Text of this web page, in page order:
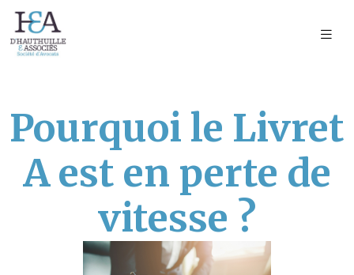
Pourquoi le Livret
A est en perte de
vitesse ?